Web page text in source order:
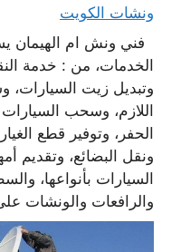
ونشات الكويت
فني ونش ام الهيمان
الخدمات، من : خدمة
وتبديل زيت السيارات،
اللازم، وسحب
الحفر، وتوفير قطع
ونقل البضائع، وتقديم
السيارات بأنواعها،
والرافعات والونشات